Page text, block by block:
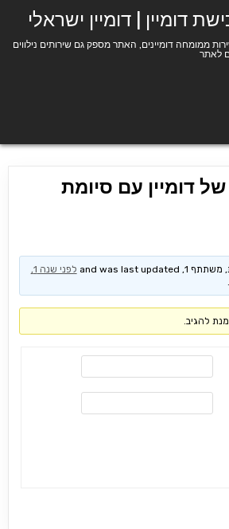
דומיין | דומיין ישראלי
ממומחה דומיינים, האתר מספק גם שירותים נילווים
לאתר
דומיין עם סיומת
לפני שנה 1,
.
להגיב.